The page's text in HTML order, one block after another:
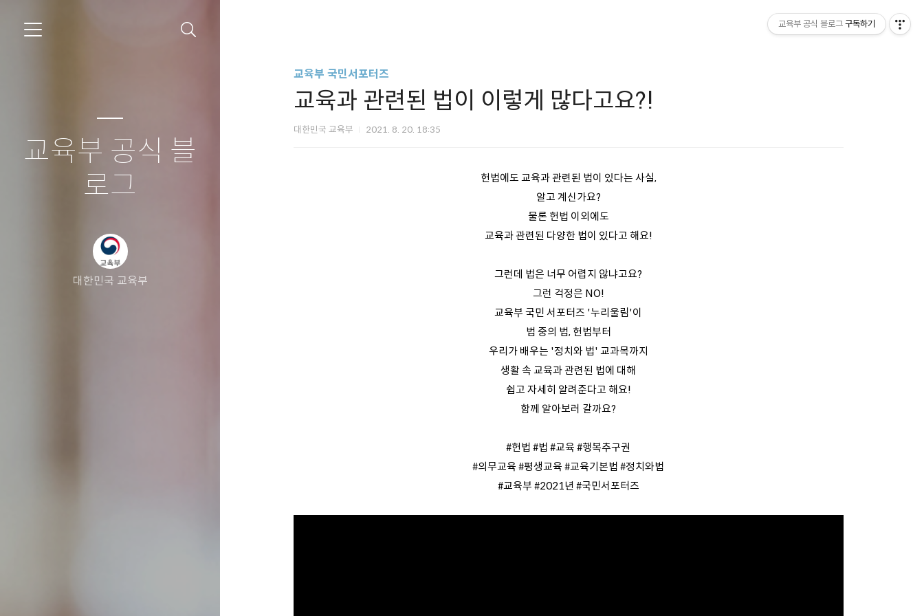
교육부 공식 블
로그
대한민국 교육부
교육부 국민서포터즈
교육과 관련된 법이 이렇게 많다고요?!
대한민국 교육부 2021. 8. 20. 18:35
헌법에도 교육과 관련된 법이 있다는 사실,
알고 계신가요?
물론 헌법 이외에도
교육과 관련된 다양한 법이 있다고 해요!
그런데 법은 너무 어렵지 않냐고요?
그런 걱정은 NO!
교육부 국민 서포터즈 '누리울림'이
법 중의 법, 헌법부터
우리가 배우는 '정치와 법' 교과목까지
생활 속 교육과 관련된 법에 대해
쉽고 자세히 알려준다고 해요!
함께 알아보러 갈까요?
#헌법 #법 #교육 #행복추구권
#의무교육 #평생교육 #교육기본법 #정치와법
#교육부​​​​​​​​​​​​​ #2021년​​​​​​​​ #국민​서포터즈​​​​​​​​
교육부 공식 블로그 구독하기